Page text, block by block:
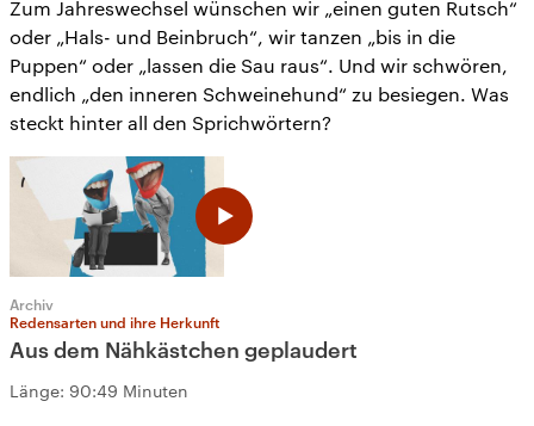
Zum Jahreswechsel wünschen wir „einen guten Rutsch“
oder „Hals- und Beinbruch“, wir tanzen „bis in die
Puppen“ oder „lassen die Sau raus“. Und wir schwören,
endlich „den inneren Schweinehund“ zu besiegen. Was
steckt hinter all den Sprichwörtern?
Archiv
Redensarten und ihre Herkunft
Aus dem Nähkästchen geplaudert
Länge: 90:49 Minuten